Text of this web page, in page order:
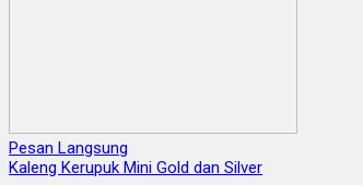
Pesan Langsung
Kaleng Kerupuk Mini Gold dan Silver